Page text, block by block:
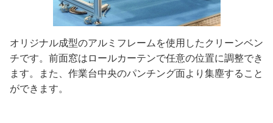
オリジナル成型のアルミフレームを使用したクリーンベン
チです。前面窓はロールカーテンで任意の位置に調整でき
ます。また、作業台中央のパンチング面より集塵すること
ができます。